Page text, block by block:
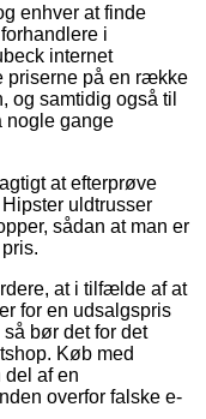
enhver at finde
i
internet
priserne på en række
og samtidig også til
nogle gange
at efterprøve
uldtrusser
sådan at man er
at i tilfælde af at
for en udsalgspris
bør det for det
Køb med
del af en
overfor falske e-